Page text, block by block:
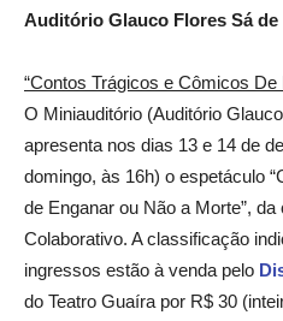
Auditório Glauco Flores Sá
“Contos Trágicos e Cômicos
O Miniauditório (Auditório
apresenta nos dias 13 e 14 de
domingo, às 16h) o espetáculo
de Enganar ou Não a Morte”, da
Colaborativo. A classificação
ingressos estão à venda pelo
do Teatro Guaíra por R$ 30